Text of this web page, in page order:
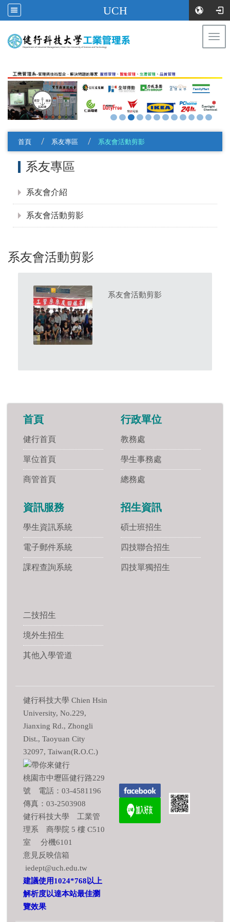
UCH
首頁 系友專區 系友會活動剪影
系友專區
系友會介紹
系友會活動剪影
系友會活動剪影
系友會活動剪影
首頁
健行首頁
單位首頁
商管首頁
行政單位
教務處
學生事務處
總務處
資訊服務
學生資訊系統
電子郵件系統
課程查詢系統
招生資訊
碩士班招生
四技聯合招生
四技單獨招生
二技招生
境外生招生
其他入學管道
健行科技大學 Chien Hsin
University, No.229,
Jianxing Rd., Zhongli
Dist., Taoyuan City
32097, Taiwan(R.O.C.)
桃園市中壢區健行路229
號 電話：03-4581196
傳真：03-2503908
健行科技大學 工業管
理系 商學院 5 樓 C510
室 分機6101
意見反映信箱
iedept@uch.edu.tw
建議使用1024*768以上
解析度以達本站最佳瀏
覽效果